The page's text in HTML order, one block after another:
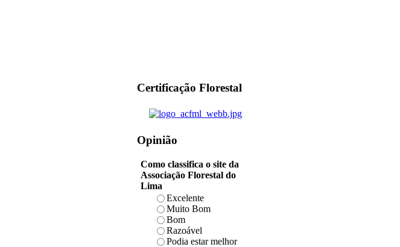
Certificação Florestal
Opinião
Como classifica o site da
Associação Florestal do
Lima
Excelente
Muito Bom
Bom
Razoável
Podia estar melhor